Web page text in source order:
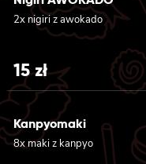
awokado i masago, 8x
majonezem lekko
ogórkiem, masago i
łososiem, 2x nigiri z
krewetką
2x nigiri z awokado
15zł
Kanpyomaki
8x maki z kanpyo